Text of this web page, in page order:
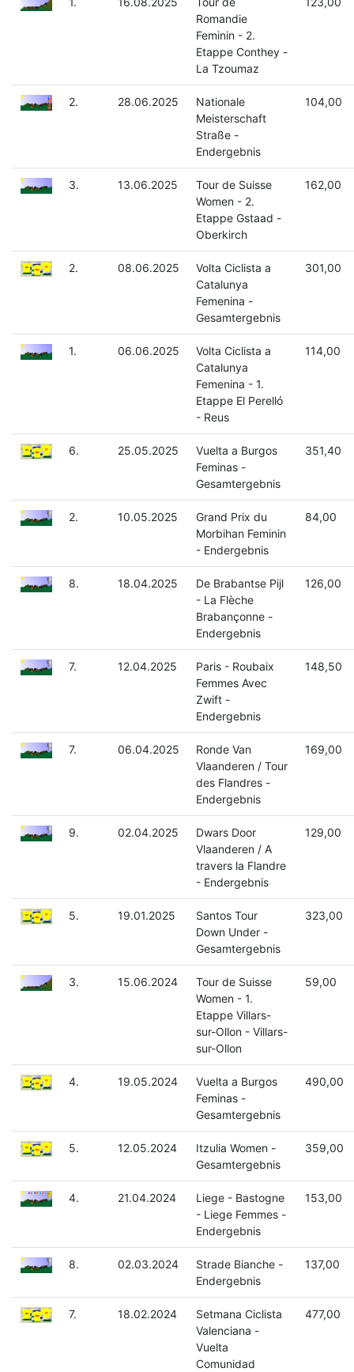
Romandie
Feminin - 2.
Etappe Conthey -
La Tzoumaz
2. 28.06.2025
Nationale
Meisterschaft
Straße -
Endergebnis
104,00
3. 13.06.2025
Tour de Suisse
Women - 2.
Etappe Gstaad -
Oberkirch
162,00
2. 08.06.2025
Volta Ciclista a
Catalunya
Femenina -
Gesamtergebnis
301,00
1. 06.06.2025
Volta Ciclista a
Catalunya
Femenina - 1.
Etappe El Perelló
- Reus
114,00
6. 25.05.2025
Vuelta a Burgos
Feminas -
Gesamtergebnis
351,40
2. 10.05.2025
Grand Prix du
Morbihan Feminin
- Endergebnis
84,00
8. 18.04.2025
De Brabantse Pijl
- La Flèche
Brabançonne -
Endergebnis
126,00
7. 12.04.2025
Paris - Roubaix
Femmes Avec
Zwift -
Endergebnis
148,50
7. 06.04.2025
Ronde Van
Vlaanderen / Tour
des Flandres -
Endergebnis
169,00
9. 02.04.2025
Dwars Door
Vlaanderen / A
travers la Flandre
- Endergebnis
129,00
5. 19.01.2025
Santos Tour
Down Under -
Gesamtergebnis
323,00
3. 15.06.2024
Tour de Suisse
Women - 1.
Etappe Villars-
sur-Ollon - Villars-
sur-Ollon
59,00
4. 19.05.2024
Vuelta a Burgos
Feminas -
Gesamtergebnis
490,00
5. 12.05.2024
Itzulia Women -
Gesamtergebnis
359,00
4. 21.04.2024
Liege - Bastogne
- Liege Femmes -
Endergebnis
153,00
8. 02.03.2024
Strade Bianche -
Endergebnis
137,00
7. 18.02.2024
Setmana Ciclista
Valenciana -
Vuelta
Comunidad
477,00